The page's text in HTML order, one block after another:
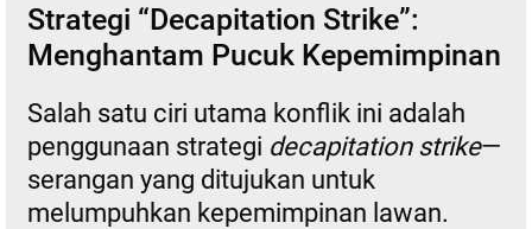
Strategi “Decapitation Strike”:
Menghantam Pucuk Kepemimpinan
Salah satu ciri utama konflik ini adalah
penggunaan strategi decapitation strike—
serangan yang ditujukan untuk
melumpuhkan kepemimpinan lawan.